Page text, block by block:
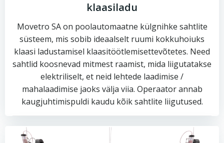
klaasiladu
Movetro SA on poolautomaatne külgnihke sahtlite
süsteem, mis sobib ideaalselt ruumi kokkuhoiuks
klaasi ladustamisel klaasitöötlemisettevõtetes. Need
sahtlid koosnevad mitmest raamist, mida liigutatakse
elektriliselt, et neid lehtede laadimise /
mahalaadimise jaoks välja viia. Operaator annab
kaugjuhtimispuldi kaudu kõik sahtlite liigutused.